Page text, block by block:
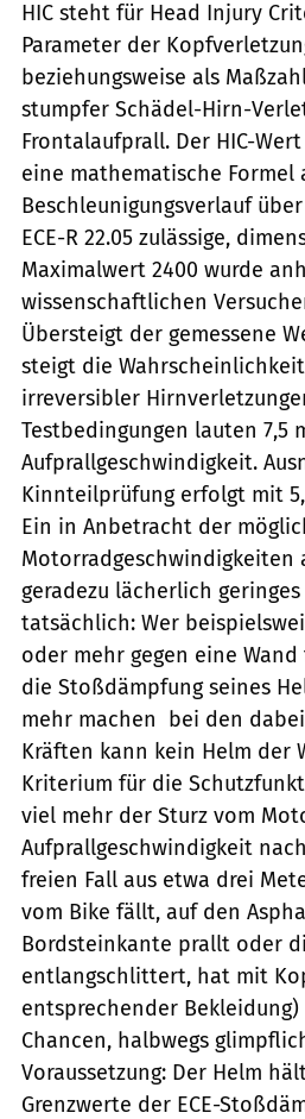
HIC steht für Head Injury
Parameter der
beziehungsweise als
stumpfer Schädel-Hirn-
Frontalaufprall. Der HIC-
eine mathematische Formel
Beschleunigungsverlauf
ECE-R 22.05 zulässige,
Maximalwert 2400 wurde
wissenschaftlichen
Übersteigt der gemessene
steigt die
irreversibler
Testbedingungen lauten 7,5
Aufprallgeschwindigkeit.
Kinnteilprüfung erfolgt mit
Ein in Anbetracht der
Motorradgeschwindigkeiten
geradezu lächerlich geringes
tatsächlich: Wer
oder mehr gegen eine
die Stoßdämpfung seines
mehr machen  bei den
Kräften kann kein Helm der
Kriterium für die
viel mehr der Sturz vom
Aufprallgeschwindigkeit
freien Fall aus etwa drei
vom Bike fällt, auf den
Bordsteinkante prallt oder
entlangschlittert, hat mit
entsprechender
Chancen, halbwegs
Voraussetzung: Der Helm
Grenzwerte der ECE-